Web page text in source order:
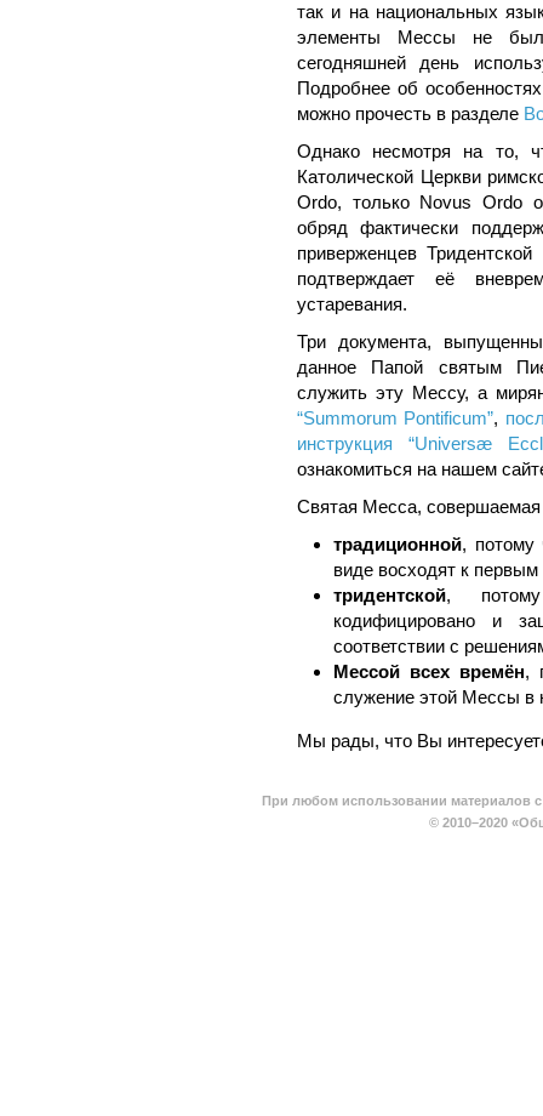
так и на национальных
элементы Мессы не
сегодняшней день
Подробнее об
можно прочесть в разделе
Однако несмотря на то,
Католической Церкви
Ordo, только Novus Ordo
обряд фактически
приверженцев
подтверждает её
устаревания.
Три документа,
данное Папой святым
служить эту Мессу, а
“Summorum Pontificum”,
инструкция “Universæ
ознакомиться на нашем
Святая Месса, совершаемая
традиционной, потому
виде восходят к
тридентской,
кодифицировано и
соответствии с
Мессой всех времён,
служение этой Мессы в
Мы рады, что Вы
При любом использовании материалов
© 2010–2020